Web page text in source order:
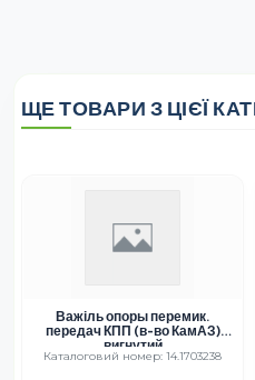
ЩЕ ТОВАРИ З ЦІЄЇ
Важіль опоры перемик.
передач КПП (в-во КамАЗ)
вигнутий
Каталоговий номер: 14.1703238